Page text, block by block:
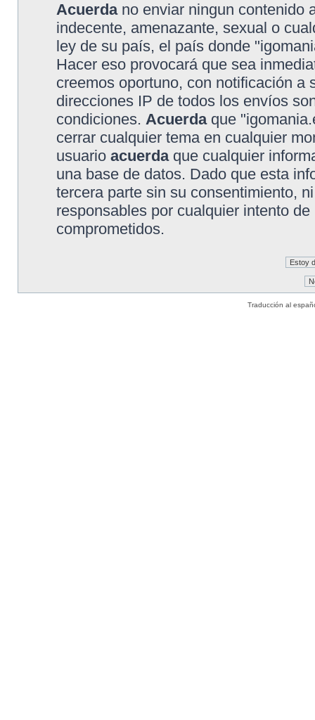
Acuerdano enviar ningun contenido
indecente, amenazante, sexual o
ley de su país, el país donde
Hacer eso provocará que sea
creemos oportuno, con notificación a
direcciones IP de todos los envíos
condiciones. Acuerdaque
cerrar cualquier tema en cualquier
usuario acuerdaque cualquier
una base de datos. Dado que esta
tercera parte sin su consentimiento,
responsables por cualquier intento
comprometidos.
Traducción al